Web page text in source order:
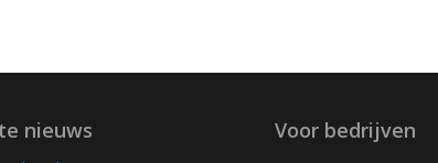
nieuws Voor bedrijven